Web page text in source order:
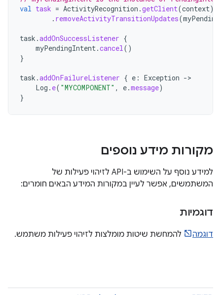
val task = ActivityRecognition .getClient(context)
. removeActivityTransitionUpdates(
task .addOnSuccessListener {
myPendingIntent.cancel()
}
task .addOnFailureListener { e : Exception ->
Log . e( "MYCOMPONENT" , e.message)
}
מקורות מידע נוספים
למידע נוסף על השימוש ב-API לזיהוי פעילות של
המשתמשים, אפשר לעיין במקורות המידע הבאים חומרים:
דוגמיות
דוגמה להמחשת שיטות מומלצות לזיהוי פעילות משתמש.